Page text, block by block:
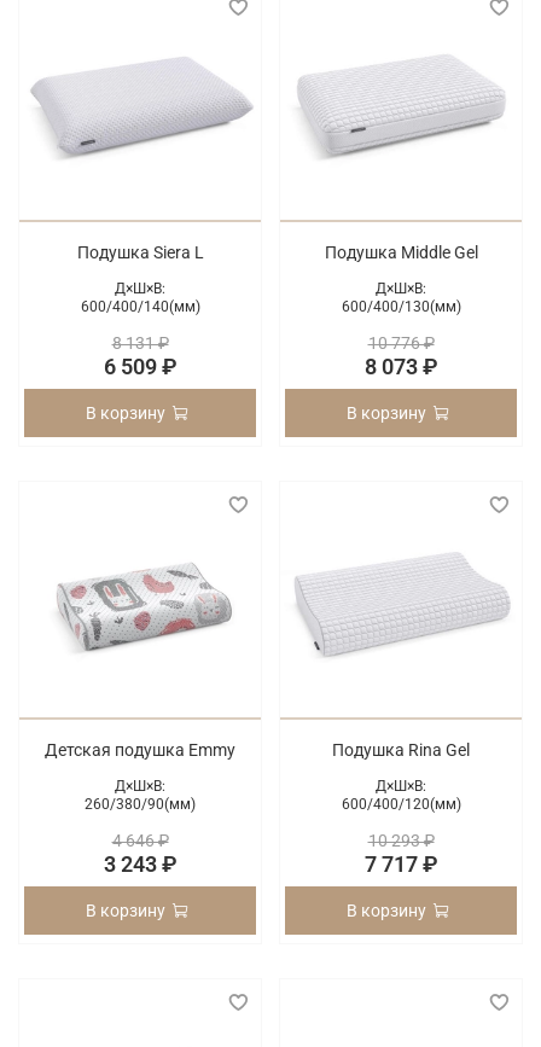
Подушка Siera L
Д×Ш×В:
600/400/140(мм)
8 131 ₽
6 509 ₽
В корзину
Подушка Middle Gel
Д×Ш×В:
600/400/130(мм)
10 776 ₽
8 073 ₽
В корзину
Детская подушка Emmy
Д×Ш×В:
260/380/90(мм)
4 646 ₽
3 243 ₽
В корзину
Подушка Rina Gel
Д×Ш×В:
600/400/120(мм)
10 293 ₽
7 717 ₽
В корзину